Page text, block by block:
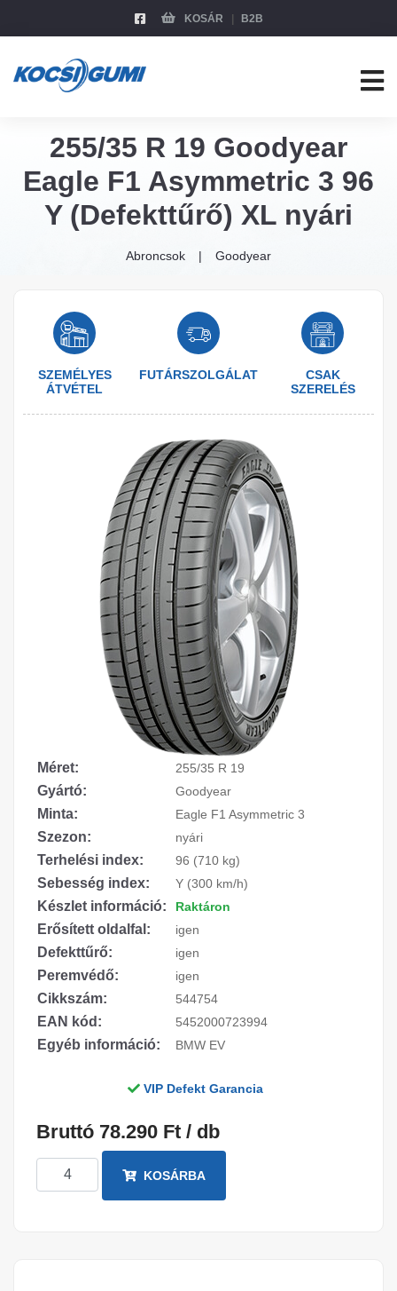
KOSÁR B2B
255/35 R 19 Goodyear
Eagle F1 Asymmetric 3 96
Y (Defekttűrő) XL nyári
Abroncsok Goodyear
SZEMÉLYES
ÁTVÉTEL
FUTÁRSZOLGÁLAT
CSAK
SZERELÉS
Méret: 255/35 R 19
Gyártó: Goodyear
Minta: Eagle F1 Asymmetric 3
Szezon: nyári
Terhelési index: 96 (710 kg)
Sebesség index: Y (300 km/h)
Készlet információ: Raktáron
Erősített oldalfal: igen
Defekttűrő: igen
Peremvédő: igen
Cikkszám: 544754
EAN kód: 5452000723994
Egyéb információ: BMW EV
VIP Defekt Garancia
Bruttó 78.290 Ft / db
KOSÁRBA